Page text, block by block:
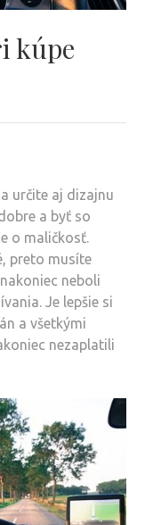
kúpe
určite aj dizajnu
a byť so
o maličkosť.
preto musíte
neboli
Je lepšie si
a všetkými
nezaplatili